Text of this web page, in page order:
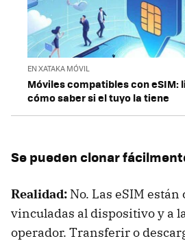
EN XATAKA MÓVIL
Móviles compatibles con eSIM:
cómo saber si el tuyo la tiene
Se pueden clonar
Realidad: No. Las eSIM
vinculadas al dispositivo y a
operador. Transferir o